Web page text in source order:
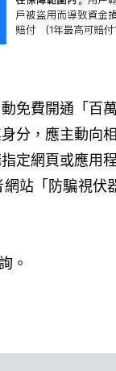
免費開通「百
分，應主動向
定網頁或應用
站「防騙視伏
。